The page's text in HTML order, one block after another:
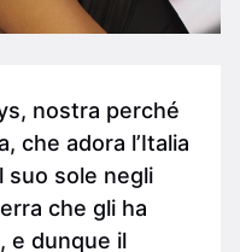
nostra perché
che adora l’Italia
suo sole negli
che gli ha
e dunque il